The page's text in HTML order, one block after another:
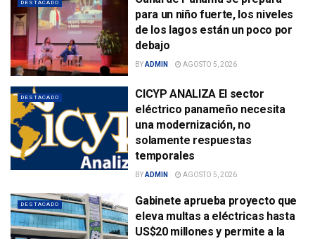
DESTACADO
para un niño fuerte, los niveles
de los lagos están un poco por
debajo
BYADMIN AGOSTO 5, 2026
DESTACADO
CICYP ANALIZA El sector
eléctrico panameño necesita
una modernización, no
solamente respuestas
temporales
BYADMIN AGOSTO 5, 2026
DESTACADO
Gabinete aprueba proyecto que
eleva multas a eléctricas hasta
US$20 millones y permite a la